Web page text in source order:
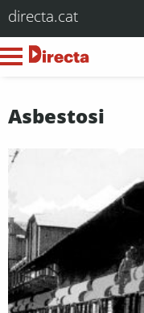
directa.cat
Asbestosi